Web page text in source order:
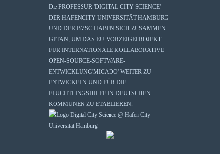
Die PROFESSUR 'DIGITAL CITY SCIENCE'
DER HAFENCITY UNIVERSITÄT HAMBURG
UND DER BVSC HABEN SICH ZUSAMMEN
GETAN, UM DAS EU-VORZEIGEPROJEKT
FÜR INTERNATIONALE KOLLABORATIVE
OPEN-SOURCE-SOFTWARE-
ENTWICKLUNG'MICADO' WEITER ZU
ENTWICKELN UND FÜR DIE
FLÜCHTLINGSHILFE IN DEUTSCHEN
KOMMUNEN ZU ETABLIEREN.